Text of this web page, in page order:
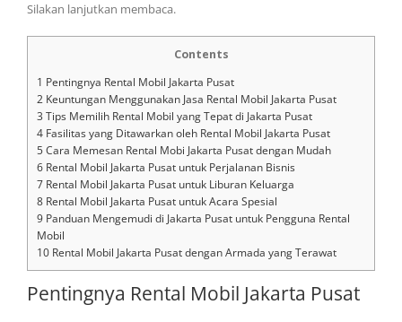
Silakan lanjutkan membaca.
Contents
1 Pentingnya Rental Mobil Jakarta Pusat
2 Keuntungan Menggunakan Jasa Rental Mobil Jakarta Pusat
3Tips Memilih Rental Mobil yang Tepat di Jakarta Pusat
4 Fasilitas yang Ditawarkan oleh Rental Mobil Jakarta Pusat
5Cara Memesan Rental Mobi Jakarta Pusat dengan Mudah
6 Rental Mobil Jakarta Pusat untuk Perjalanan Bisnis
7 Rental Mobil Jakarta Pusat untuk Liburan Keluarga
8 Rental Mobil Jakarta Pusat untuk Acara Spesial
9 Panduan Mengemudi di Jakarta Pusat untuk Pengguna Rental
Mobil
10 Rental Mobil Jakarta Pusat dengan Armada yang Terawat
Pentingnya Rental Mobil Jakarta Pusat